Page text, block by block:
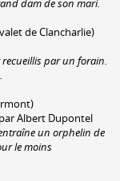
dam de son mari.
de Clancharlie)
par un forain.
Albert Dupontel
un orphelin de
le moins